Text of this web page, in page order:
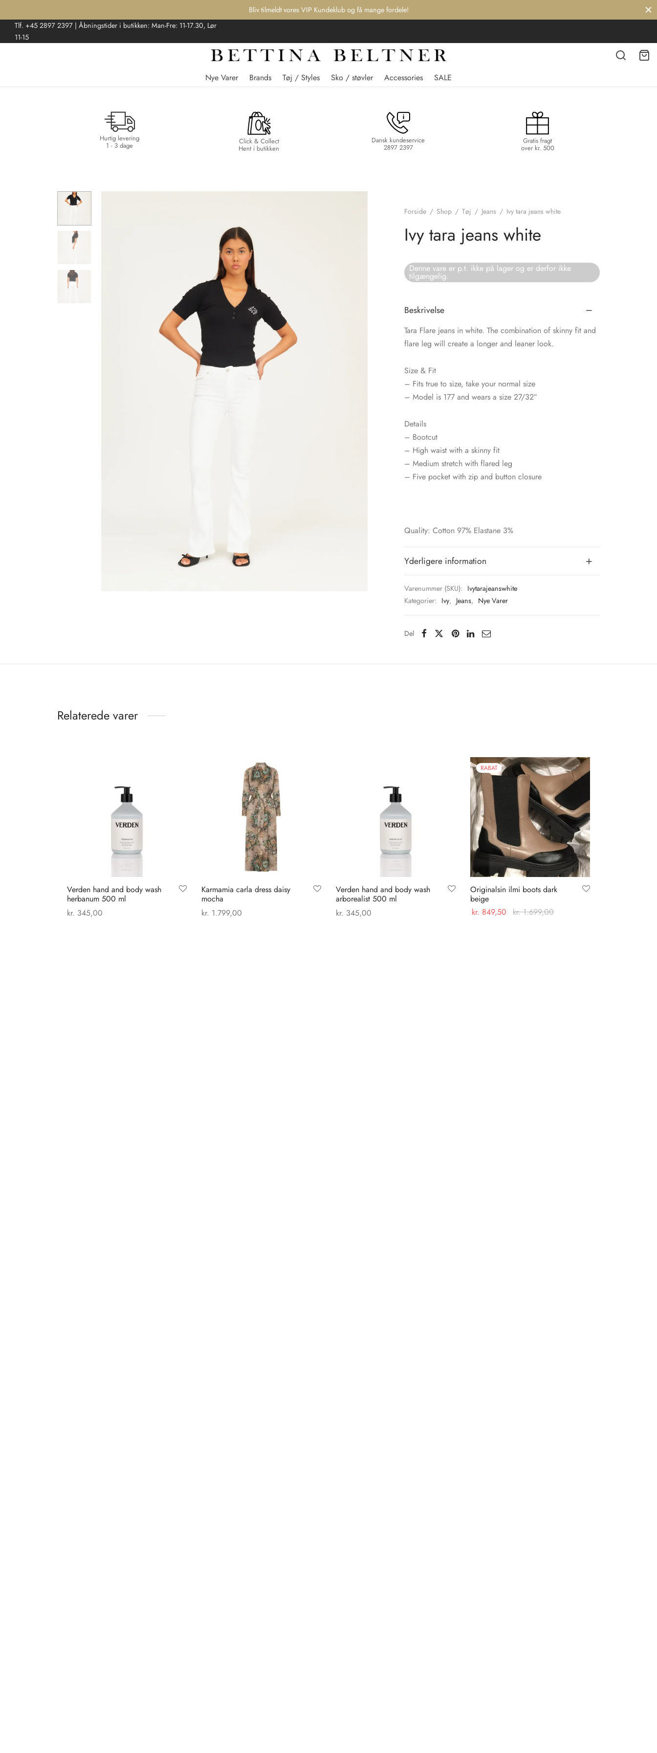
Bliv tilmeldt vores VIP Kundeklub og få mange fordele!
Tlf. +45 2897 2397 | Åbningstider i butikken: Man-Fre: 11-17.30, Lør
11-15
Nye Varer Brands Tøj / Styles Sko / støvler Accessories SALE
Hurtig levering
1 - 3 dage Click & Collect
Hent i butikken
Dansk kundeservice
2897 2397
Gratis fragt
over kr. 500
Forside / Shop / Tøj / Jeans / Ivy tara jeans white
Ivy tara jeans white
Denne vare er p.t. ikke på lager og er derfor ikke
tilgængelig.
Beskrivelse
Tara Flare jeans in white. The combination of skinny fit and
flare leg will create a longer and leaner look.
Size & Fit
– Fits true to size, take your normal size
– Model is 177 and wears a size 27/32″
Details
– Bootcut
– High waist with a skinny fit
– Medium stretch with flared leg
– Five pocket with zip and button closure
Quality: Cotton 97% Elastane 3%
Yderligere information
Varenummer (SKU): Ivytarajeanswhite
Kategorier: Ivy, Jeans, Nye Varer
Del
Relaterede varer
Verden hand and body wash
herbanum 500 ml
kr. 345,00
Karmamia carla dress daisy
mocha
kr. 1.799,00
Verden hand and body wash
arborealist 500 ml
kr. 345,00
RABAT
Originalsin ilmi boots dark
beige
kr. 849,50 kr.1.699,00